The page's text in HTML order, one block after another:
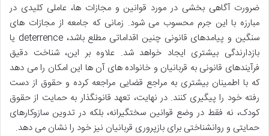
ضرورت آگاهی بخشی در مورد قوانین و مجازات ها، عاملی کلیدی در
مبارزه با این جرم محسوب می شود. زمانی که جامعه از مجازات های
سنگین و پیامدهای قانونی چنین اقداماتی مطلع باشد، deterrence یا
بازدارندگی بیشتری ایجاد خواهد شد. علاوه بر این، شناخت دقیق
فرآیندهای قانونی به قربانیان و خانواده های آن ها این امکان را می دهد
که با اطمینان بیشتری به مراجع قضایی مراجعه کرده و حقوق از دست
رفته خود را پیگیری کنند. در نهایت، تعهد قانونگذار به حمایت از حقوق
کودک، نه فقط در وضع قوانین سختگیرانه، بلکه در تدوین سازوکارهای
حمایتی و روانشناختی برای بازپروری قربانیان نیز خود را نشان می دهد.